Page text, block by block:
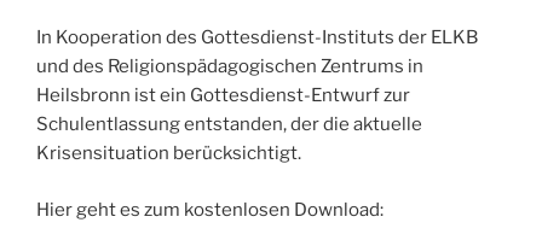
In Kooperation des Gottesdienst-Instituts der ELKB
und des Religionspädagogischen Zentrums in
Heilsbronn ist ein Gottesdienst-Entwurf zur
Schulentlassung entstanden, der die aktuelle
Krisensituation berücksichtigt.
Hier geht es zum kostenlosen Download: